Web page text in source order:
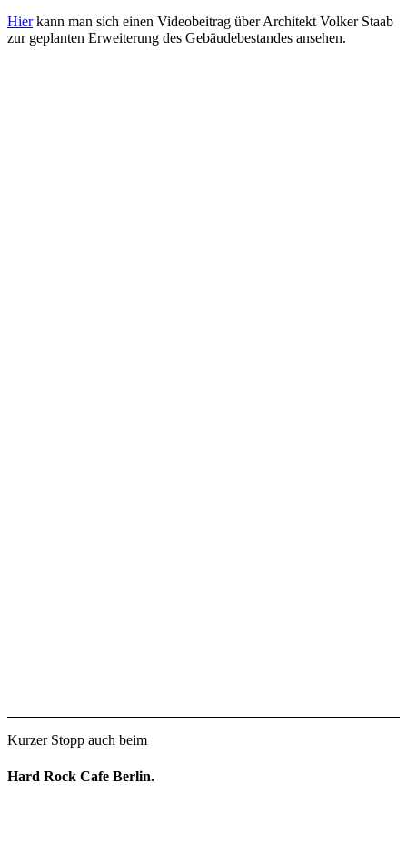
Hierkann man sich einen Videobeitrag über Architekt Volker Staab
zur geplanten Erweiterung des Gebäudebestandes ansehen.
Kurzer Stopp auch beim
Hard Rock Cafe Berlin.